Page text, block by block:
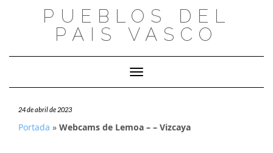
PUEBLOS DEL
PAIS VASCO
Cambiar modo de navegación
24 de abril de 2023
Portada » Webcams de Lemoa – – Vizcaya